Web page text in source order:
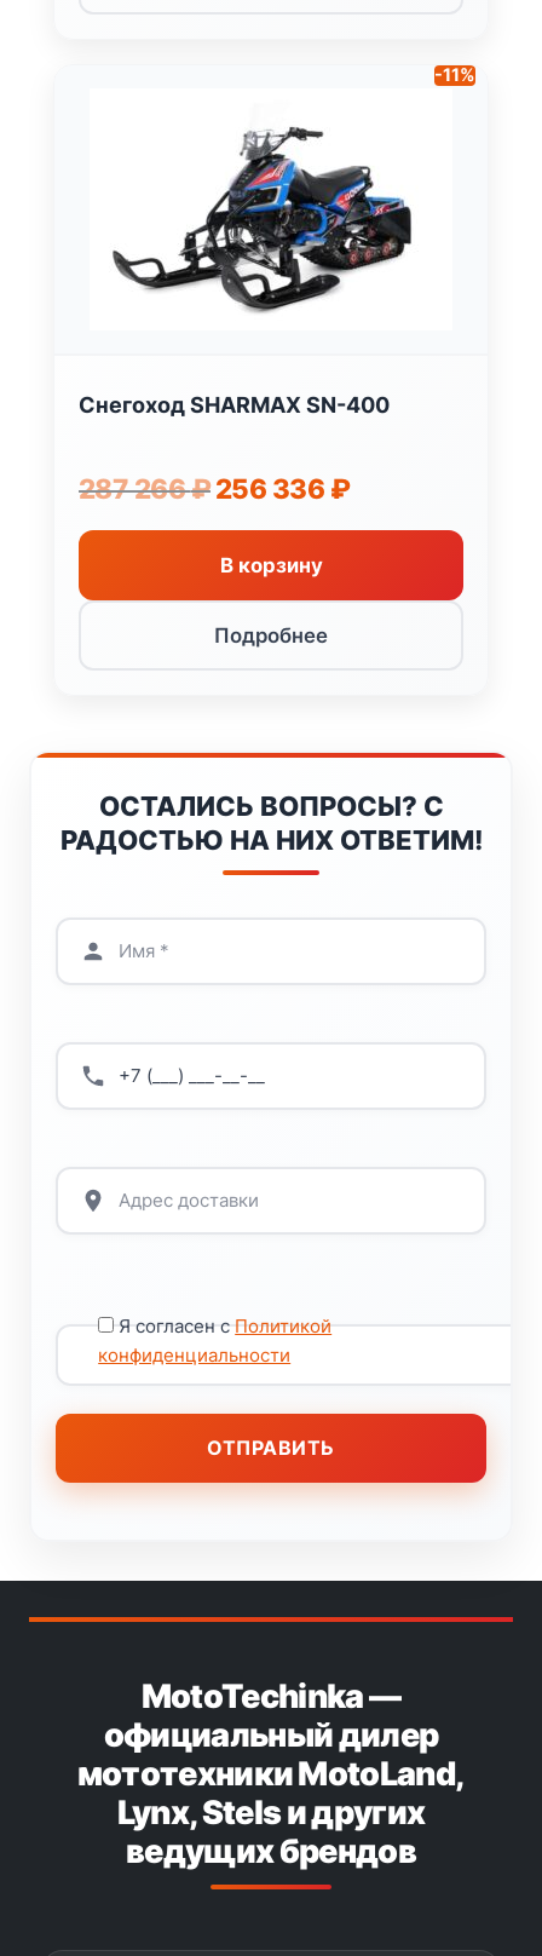
-11%
Снегоход SHARMAX SN-400
287 266₽ Первоначальная
цена
составляла
287
256 336 ₽Текущая
256
В корзину
Подробнее
ОСТАЛИСЬ ВОПРОСЫ? С
РАДОСТЬЮ НА НИХ ОТВЕТИМ!
Я согласен сПолитикой
конфиденциальности
MotoTechinka —
официальный дилер
мототехники MotoLand,
Lynx, Stels и других
ведущих брендов